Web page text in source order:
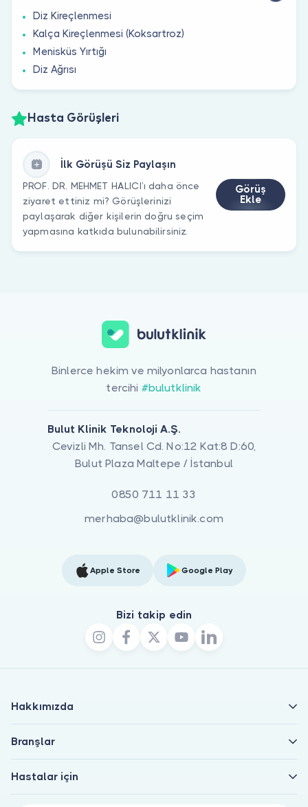
Diz Kireçlenmesi
Kalça Kireçlenmesi (Koksartroz)
Menisküs Yırtığı
Diz Ağrısı
Hasta Görüşleri
İlk Görüşü Siz Paylaşın
PROF. DR. MEHMET HALICI’ı daha önce
ziyaret ettiniz mi? Görüşlerinizi
paylaşarak diğer kişilerin doğru seçim
yapmasına katkıda bulunabilirsiniz.
Görüş
Ekle
Binlerce hekim ve milyonlarca hastanın
tercihi #bulutklinik
Bulut Klinik Teknoloji A.Ş.
Cevizli Mh. Tansel Cd. No:12 Kat:8 D:60,
Bulut Plaza Maltepe / İstanbul
0850 711 11 33
merhaba@bulutklinik.com
Apple Store Google Play
Bizi takip edin
Hakkımızda
Branşlar
Hastalar için